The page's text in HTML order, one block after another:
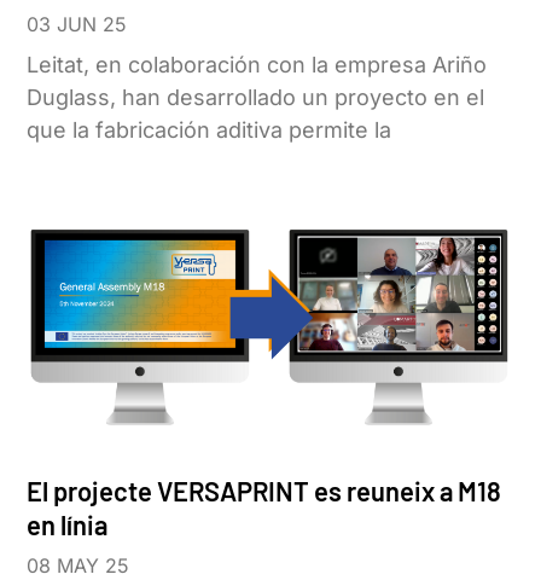
03 JUN 25
Leitat, en colaboración con la empresa Ariño
Duglass, han desarrollado un proyecto en el
que la fabricación aditiva permite la
El projecte VERSAPRINT es reuneix a M18
en línia
08 MAY 25